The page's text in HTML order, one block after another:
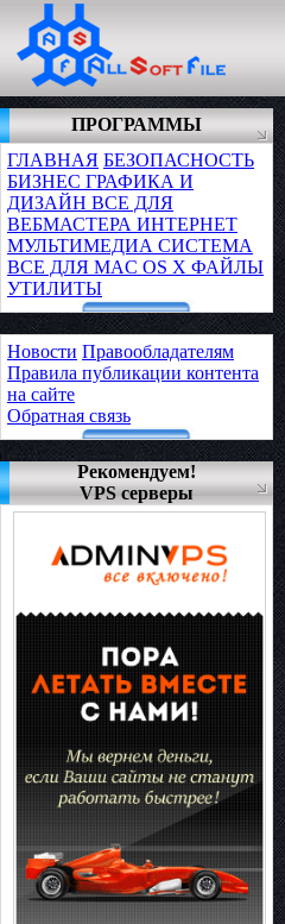
ПРОГРАММЫ
ГЛАВНАЯ БЕЗОПАСНОСТЬ
БИЗНЕС ГРАФИКА И
ДИЗАЙН ВСЕ ДЛЯ
ВЕБМАСТЕРА ИНТЕРНЕТ
МУЛЬТИМЕДИА СИСТЕМА
ВСЕ ДЛЯ MAC OS X ФАЙЛЫ
УТИЛИТЫ
Новости Правообладателям
Правила публикации контента
на сайте
Обратная связь
Рекомендуем!
VPS серверы